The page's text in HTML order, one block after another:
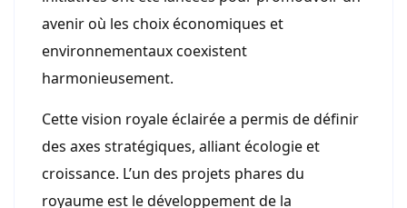
avenir où les choix économiques et
environnementaux coexistent
harmonieusement.
Cette vision royale éclairée a permis de définir
des axes stratégiques, alliant écologie et
croissance. L’un des projets phares du
royaume est le développement de la